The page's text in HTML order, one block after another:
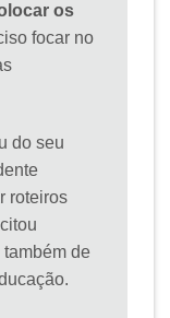
os
focar no
do seu
roteiros
de